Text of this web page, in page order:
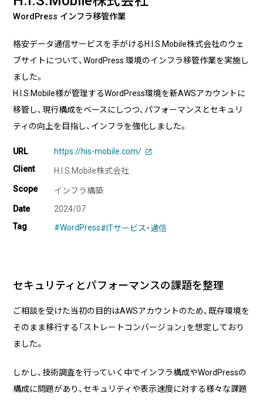
事例紹介
Recruit
採用情報
News
Contact
お問い合わせ
企業様に合わせたCMS Platformを提供することでビジネスを加
BLOG
WordPress インフラ移管作業
格安データ通信サービスを手がけるH.I.S.Mobile株式会社のウェ
ブサイトについて、WordPress 環境のインフラ移管作業を実施し
ました。
H.I.S.Mobile様が管理するWordPress環境を新AWSアカウントに
移管し、現行構成をベースにしつつ、パフォーマンスとセキュリ
ティの向上を目指し、インフラを強化しました。
URL
https://his-mobile.com/
Client
H.I.S.Mobile株式会社
Scope
インフラ構築
Date
2024/07
Tag
#WordPress#ITサービス・通信
セキュリティとパフォーマンスの課題を整理
ご相談を受けた当初の目的はAWSアカウントのため、既存環境を
そのまま移行する「ストレートコンバージョン」を想定しており
ました。
しかし、技術調査を行っていく中でインフラ構成やWordPressの
構成に問題があり、セキュリティや表示速度に対する様々な課題